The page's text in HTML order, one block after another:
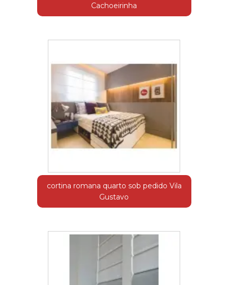
Cachoeirinha
cortina romana quarto sob pedido Vila
Gustavo